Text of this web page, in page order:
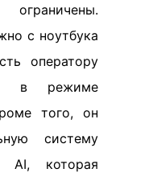
с ноутбука
оператору
в режиме
того, он
систему
AI, которая